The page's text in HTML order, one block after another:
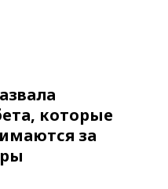
которые
за